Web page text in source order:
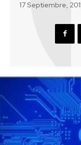
17 Septiembre,